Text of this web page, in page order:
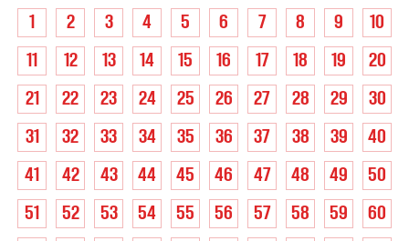
1 2 3 4 5 6 7 8 9
10
11
12 13 14 15 16 17 18 19
20
21
22 23 24 25 26 27 28 29
30
31
32 33 34 35 36 37 38 39
40
41
42 43 44 45 46 47 48 49
50
51
52 53 54 55 56 57 58 59
60